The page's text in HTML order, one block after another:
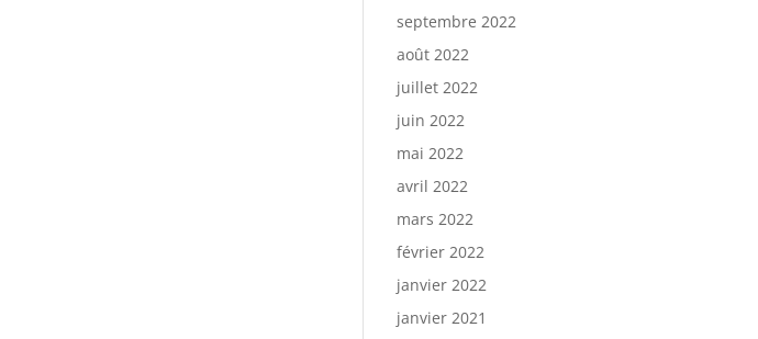
septembre 2022
août 2022
juillet 2022
juin 2022
mai 2022
avril 2022
mars 2022
février 2022
janvier 2022
janvier 2021